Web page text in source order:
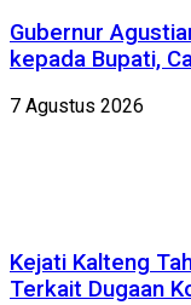
Gubernur
kepada Bupati,
7 Agustus 2026
Kejati Kalteng
Terkait Dugaan